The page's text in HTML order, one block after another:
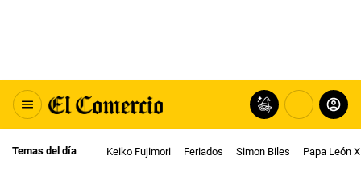
Temas del día Keiko Fujimori Feriados Simon Biles Papa León